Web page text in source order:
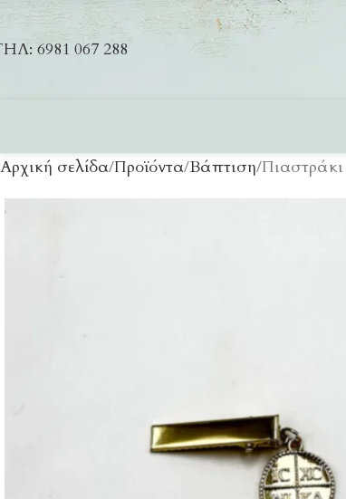
6981 067 288
Αρχική σελίδα Προϊόντα Βάπτιση